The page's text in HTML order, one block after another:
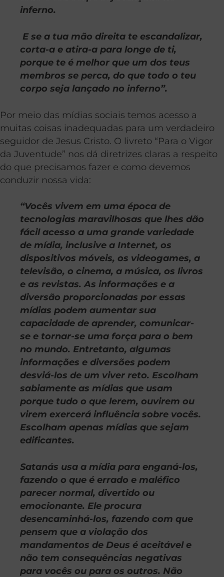
inferno.
E se a tua mão direita te escandalizar,
corta-a e atira-a para longe de ti,
porque te é melhor que um dos teus
membros se perca, do que todo o teu
corpo seja lançado no inferno”.
Por meio das mídias sociais temos acesso a
muitas coisas inadequadas para um verdadeiro
seguidor de Jesus Cristo. O livreto “Para o Vigor
da Juventude” nos dá diretrizes claras a respeito
do que precisamos fazer e como devemos
conduzir nossa vida:
“Vocês vivem em uma época de
tecnologias maravilhosas que lhes dão
fácil acesso a uma grande variedade
de mídia, inclusive a Internet, os
dispositivos móveis, os videogames, a
televisão, o cinema, a música, os livros
e as revistas. As informações e a
diversão proporcionadas por essas
mídias podem aumentar sua
capacidade de aprender, comunicar-
se e tornar-se uma força para o bem
no mundo. Entretanto, algumas
informações e diversões podem
desviá-los de um viver reto. Escolham
sabiamente as mídias que usam
porque tudo o que lerem, ouvirem ou
virem exercerá influência sobre vocês.
Escolham apenas mídias que sejam
edificantes.
Satanás usa a mídia para enganá-los,
fazendo o que é errado e maléfico
parecer normal, divertido ou
emocionante. Ele procura
desencaminhá-los, fazendo com que
pensem que a violação dos
mandamentos de Deus é aceitável e
não tem consequências negativas
para vocês ou para os outros. Não